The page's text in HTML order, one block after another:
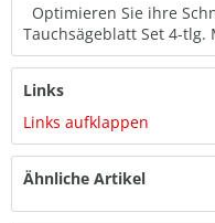
Optimieren Sie ihre
Tauchsägeblatt Set 4-tlg.
Links
Links aufklappen
Ähnliche Artikel